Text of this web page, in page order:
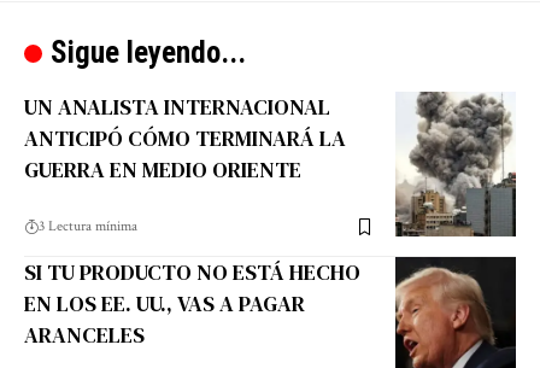
Sigue leyendo...
UN ANALISTA INTERNACIONAL
ANTICIPÓ CÓMO TERMINARÁ LA
GUERRA EN MEDIO ORIENTE
3 Lectura mínima
SI TU PRODUCTO NO ESTÁ HECHO
EN LOS EE. UU., VAS A PAGAR
ARANCELES